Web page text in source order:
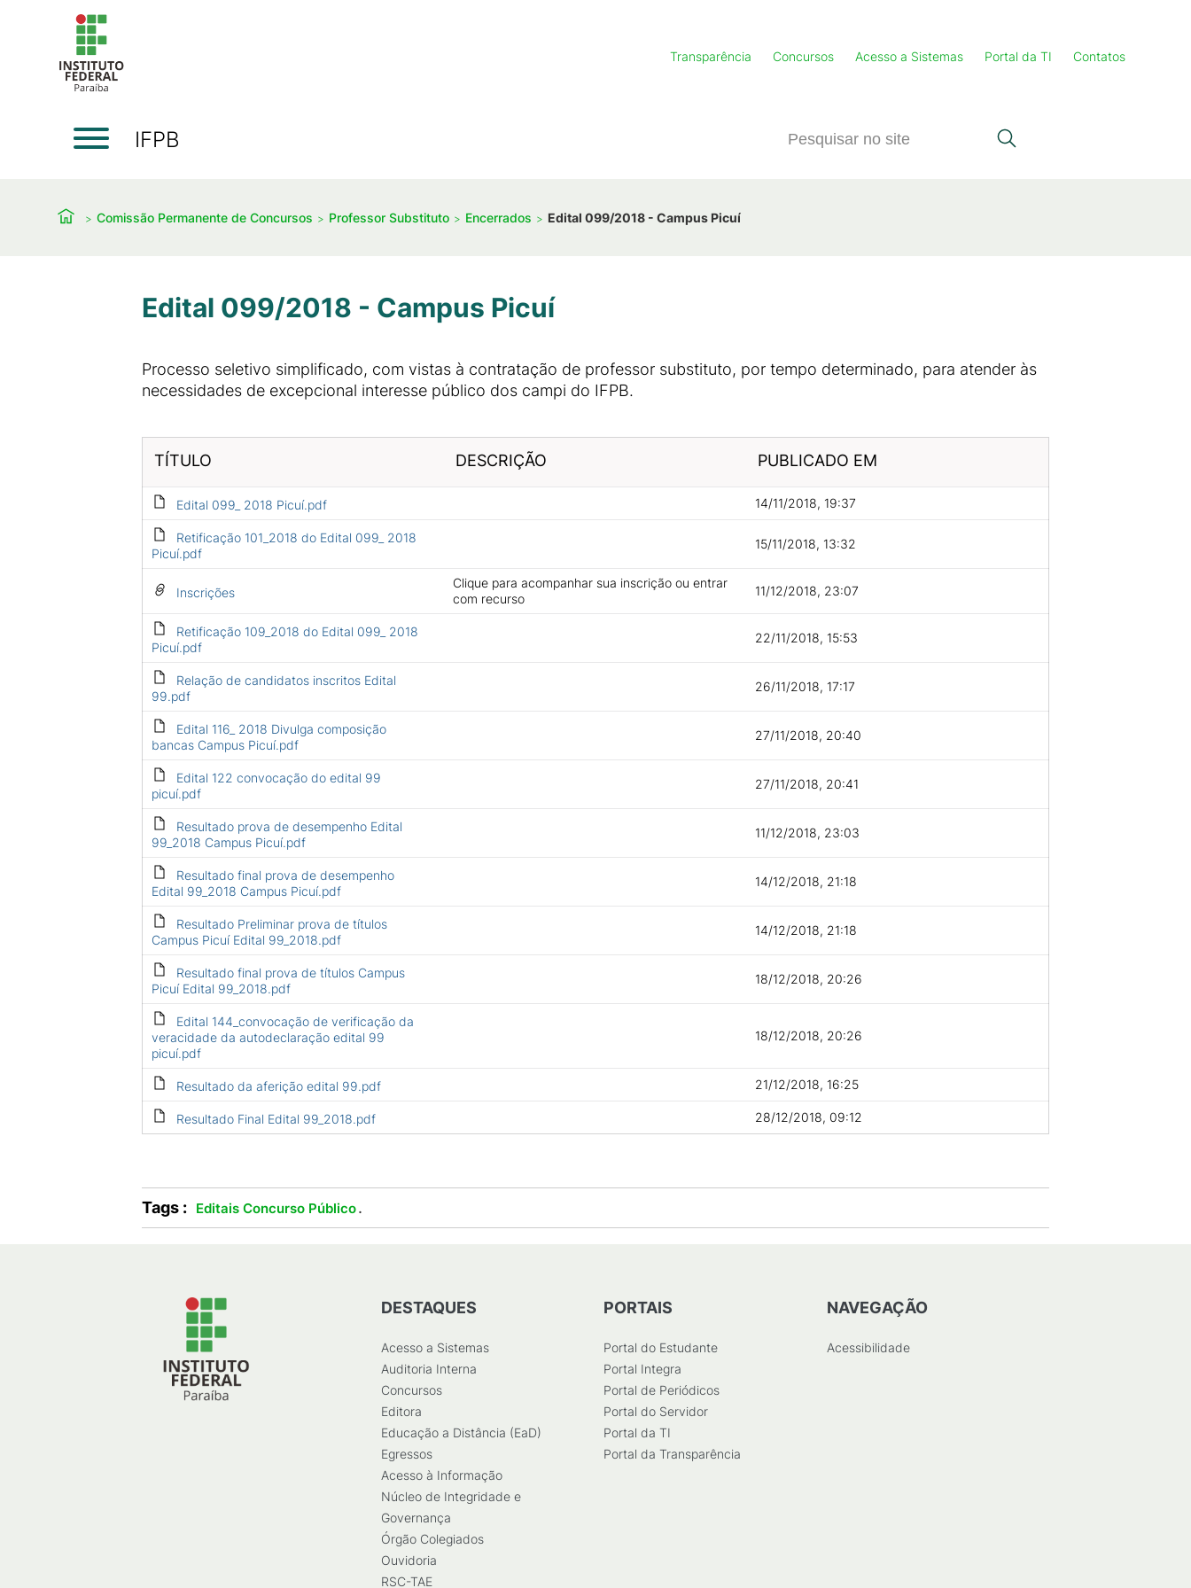
Transparência Concursos Acesso a Sistemas Portal da TI Contatos
IFPB
Comissão Permanente de Concursos Professor Substituto Encerrados Edital 099/2018 - Campus Picuí
Edital 099/2018 - Campus Picuí
Processo seletivo simplificado, com vistas à contratação de professor substituto, por tempo determinado, para atender às
necessidades de excepcional interesse público dos campi do IFPB.
TÍTULO DESCRIÇÃO PUBLICADO EM
Edital 099_ 2018 Picuí.pdf 14/11/2018, 19:37
Retificação 101_2018 do Edital 099_ 2018
Picuí.pdf
15/11/2018, 13:32
Inscrições
Clique para acompanhar sua inscrição ou entrar
com recurso
11/12/2018, 23:07
Retificação 109_2018 do Edital 099_ 2018
Picuí.pdf
22/11/2018, 15:53
Relação de candidatos inscritos Edital
99.pdf
26/11/2018, 17:17
Edital 116_ 2018 Divulga composição
bancas Campus Picuí.pdf
27/11/2018, 20:40
Edital 122 convocação do edital 99
picuí.pdf
27/11/2018, 20:41
Resultado prova de desempenho Edital
99_2018 Campus Picuí.pdf
11/12/2018, 23:03
Resultado final prova de desempenho
Edital 99_2018 Campus Picuí.pdf
14/12/2018, 21:18
Resultado Preliminar prova de títulos
Campus Picuí Edital 99_2018.pdf
14/12/2018, 21:18
Resultado final prova de títulos Campus
Picuí Edital 99_2018.pdf
18/12/2018, 20:26
Edital 144_convocação de verificação da
veracidade da autodeclaração edital 99
picuí.pdf
18/12/2018, 20:26
Resultado da aferição edital 99.pdf 21/12/2018, 16:25
Resultado Final Edital 99_2018.pdf 28/12/2018, 09:12
Tags : Editais Concurso Público.
DESTAQUES
Acesso a Sistemas
Auditoria Interna
Concursos
Editora
Educação a Distância (EaD)
Egressos
Acesso à Informação
Núcleo de Integridade e
Governança
Órgão Colegiados
Ouvidoria
RSC-TAE
PORTAIS
Portal do Estudante
Portal Integra
Portal de Periódicos
Portal do Servidor
Portal da TI
Portal da Transparência
NAVEGAÇÃO
Acessibilidade